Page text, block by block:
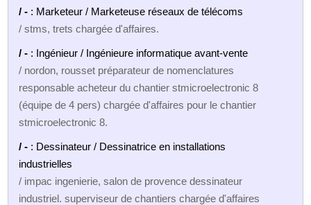
/ - : Marketeur / Marketeuse réseaux de télécoms
/ stms, trets chargée d'affaires.
/ - : Ingénieur / Ingénieure informatique avant-vente
/ nordon, rousset préparateur de nomenclatures
responsable acheteur du chantier stmicroelectronic 8
(équipe de 4 pers) chargée d'affaires pour le chantier
stmicroelectronic 8.
/ - : Dessinateur / Dessinatrice en installations
industrielles
/ impac ingenierie, salon de provence dessinateur
industriel. superviseur de chantiers chargée d'affaires